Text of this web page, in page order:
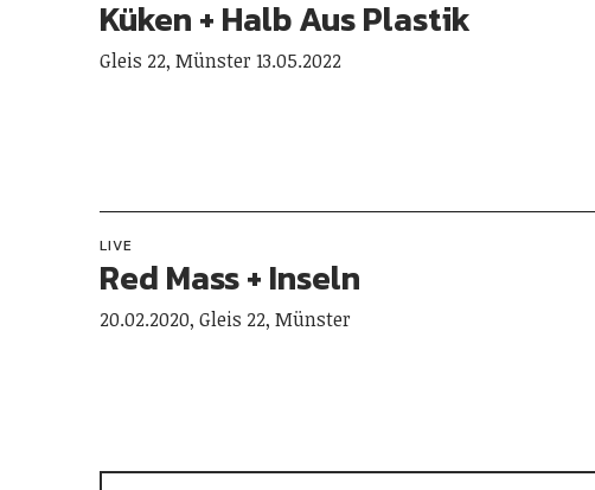
Küken + Halb Aus Plastik
Gleis 22, Münster 13.05.2022
LIVE
Red Mass + Inseln
20.02.2020, Gleis 22, Münster